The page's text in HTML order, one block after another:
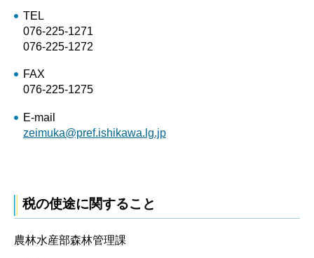
TEL
076-225-1271
076-225-1272
FAX
076-225-1275
E-mail
zeimuka@pref.ishikawa.lg.jp
税の使途に関すること
農林水産部森林管理課